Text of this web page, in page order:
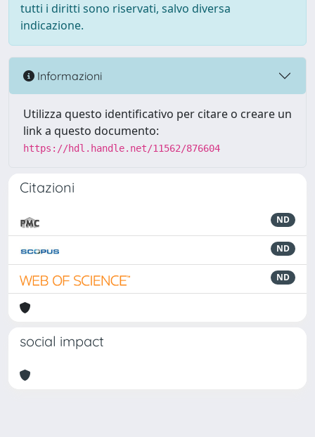
tutti i diritti sono riservati, salvo diversa
indicazione.
Informazioni
Utilizza questo identificativo per citare o creare un
link a questo documento:
https://hdl.handle.net/11562/876604
Citazioni
ND
ND
ND
social impact